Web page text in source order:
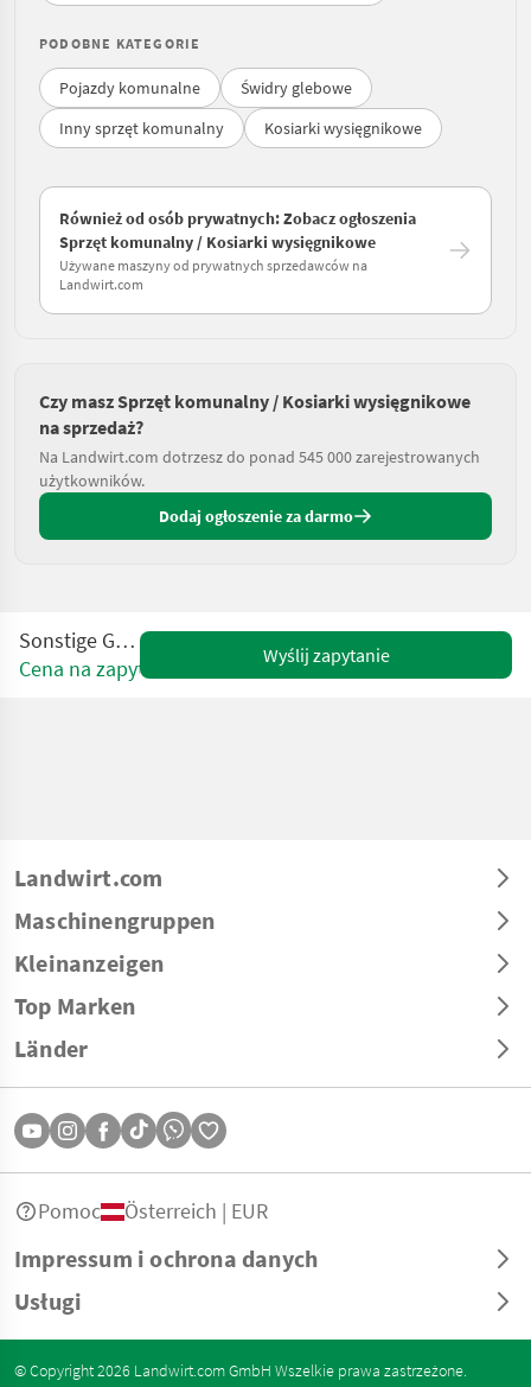
PODOBNE KATEGORIE
Pojazdy komunalne
Świdry glebowe
Inny sprzęt komunalny
Kosiarki wysięgnikowe
Również od osób prywatnych: Zobacz ogłoszenia
Sprzęt komunalny / Kosiarki wysięgnikowe
Używane maszyny od prywatnych sprzedawców na
Landwirt.com
Czy masz Sprzęt komunalny / Kosiarki wysięgnikowe
na sprzedaż?
Na Landwirt.com dotrzesz do ponad 545 000 zarejestrowanych
użytkowników.
Dodaj ogłoszenie za darmo
Sonstige GL1 Profi
Cena na zapytanie
Wyślij zapytanie
Landwirt.com
Maschinengruppen
Kleinanzeigen
Top Marken
Länder
Impressum i ochrona danych
Usługi
Pomoc Österreich | EUR
© Copyright 2026 Landwirt.com GmbH Wszelkie prawa zastrzeżone.